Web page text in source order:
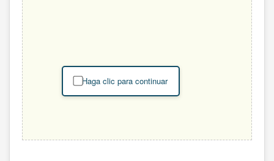
Haga clic para continuar